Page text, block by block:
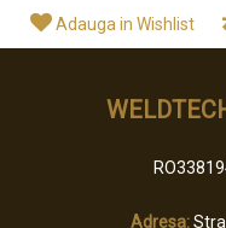
Adauga in Wishlist
Adresa: